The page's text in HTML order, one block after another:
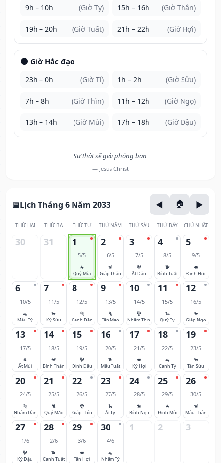
9h – 10h (Giờ Tỵ) 15h – 16h (Giờ Thân)
19h – 20h (Giờ Tuất) 21h – 22h (Giờ Hợi)
🌑 Giờ Hắc đạo
23h – 0h (Giờ Tí) 1h – 2h (Giờ Sửu)
7h – 8h (Giờ Thìn) 11h – 12h (Giờ Ngọ)
13h – 14h (Giờ Mùi) 17h – 18h (Giờ Dậu)
Sự thật sẽ giải phóng bạn.
— Jesus Christ
Lịch Tháng 6 Năm 2033
THỨ HAI THỨ BA THỨ TƯ THỨ NĂM THỨ SÁU THỨ BẢY CHỦ NHẬT
30 31 1
5/5
🐐
Quý Mùi
2
6/5
🐒
Giáp Thân
3
7/5
🐓
Ất Dậu
4
8/5
🐕
Bính Tuất
5
9/5
🐖
Đinh Hợi
6
10/5
🐀
Mậu Tý
7
11/5
🐂
Kỷ Sửu
8
12/5
🐅
Canh Dần
9
13/5
🐈
Tân Mão
10
14/5
🐉
Nhâm Thìn
11
15/5
🐍
Quý Tỵ
12
16/5
🐎
Giáp Ngọ
13
17/5
🐐
Ất Mùi
14
18/5
🐒
Bính Thân
15
19/5
🐓
Đinh Dậu
16
20/5
🐕
Mậu Tuất
17
21/5
🐖
Kỷ Hợi
18
22/5
🐀
Canh Tý
19
23/5
🐂
Tân Sửu
20
24/5
🐅
Nhâm Dần
21
25/5
🐈
Quý Mão
22
26/5
🐉
Giáp Thìn
23
27/5
🐍
Ất Tỵ
24
28/5
🐎
Bính Ngọ
25
29/5
🐐
Đinh Mùi
26
30/5
🐒
Mậu Thân
27
1/6
🐓
Kỷ Dậu
28
2/6
🐕
Canh Tuất
29
3/6
🐖
Tân Hợi
30
4/6
🐀
Nhâm Tý
1 2 3